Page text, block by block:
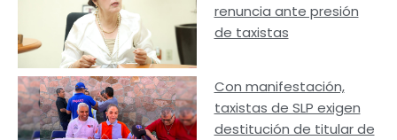
renuncia ante presión
de taxistas
Con manifestación,
taxistas de SLP exigen
destitución de titular de